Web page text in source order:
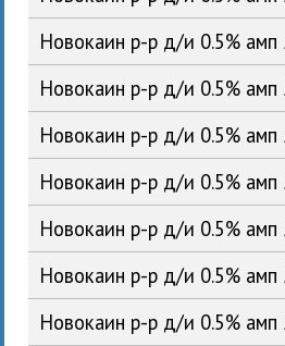
Новокаин р-р д/и 0.5%
Новокаин р-р д/и 0.5%
Новокаин р-р д/и 0.5%
Новокаин р-р д/и 0.5%
Новокаин р-р д/и 0.5%
Новокаин р-р д/и 0.5%
Новокаин р-р д/и 0.5%